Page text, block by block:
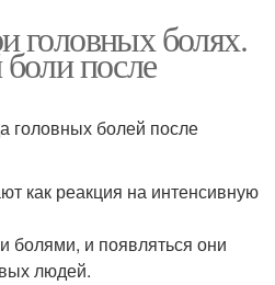
головных болях.
после
головных болей после
как реакция на интенсивную
и появляться они
людей.